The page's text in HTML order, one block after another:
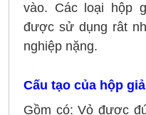
được sử dụng rât
nghiệp nặng.
Gồm có: Vỏ được
chắc chắn, Trục vít